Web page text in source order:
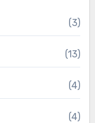
(3)
(13)
(4)
(4)